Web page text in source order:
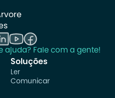
ajuda? Fale com a gente!
Soluções
Ler
Comunicar